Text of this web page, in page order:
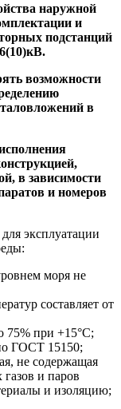
наружной
и
подстанций
возможности
в
в зависимости
и номеров
эксплуатации
моря не
составляет от
75% при +15°С;
ГОСТ 15150;
не содержащая
и паров
и изоляцию;